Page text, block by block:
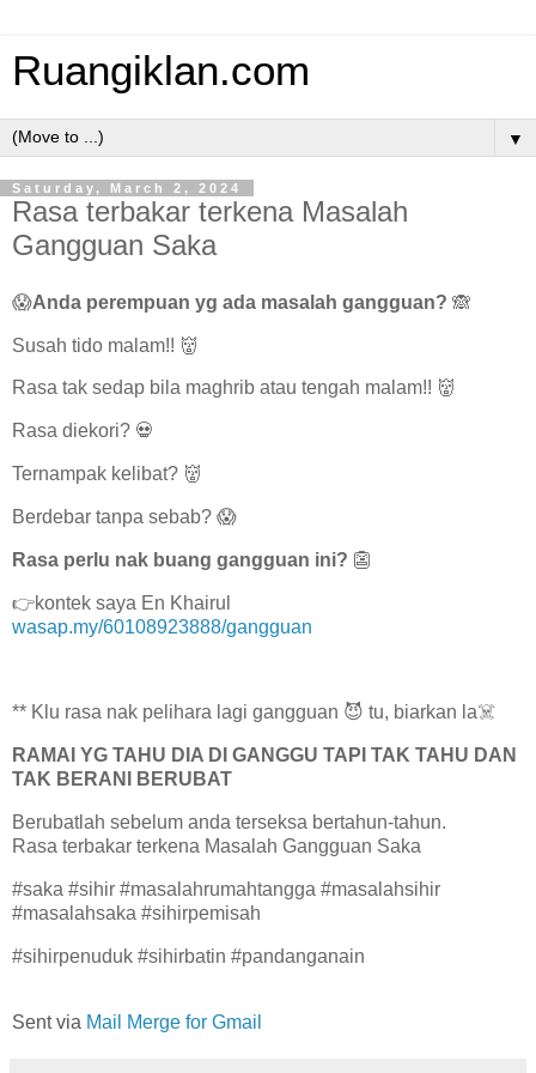
Ruangiklan.com
▼
Saturday, March 2, 2024
Rasa terbakar terkena Masalah
Gangguan Saka
😱Anda perempuan yg ada masalah gangguan? 🙈
Susah tido malam!! 👹
Rasa tak sedap bila maghrib atau tengah malam!! 👹
Rasa diekori? 💀
Ternampak kelibat? 👹
Berdebar tanpa sebab? 😱
Rasa perlu nak buang gangguan ini? 👺
👉kontek saya En Khairul
wasap.my/60108923888/gangguan
** Klu rasa nak pelihara lagi gangguan 😈 tu, biarkan la☠️
RAMAI YG TAHU DIA DI GANGGU TAPI TAK TAHU DAN
TAK BERANI BERUBAT
Berubatlah sebelum anda terseksa bertahun-tahun.
Rasa terbakar terkena Masalah Gangguan Saka
#saka #sihir #masalahrumahtangga #masalahsihir
#masalahsaka #sihirpemisah
#sihirpenuduk #sihirbatin #pandanganain
Sent via Mail Merge for Gmail